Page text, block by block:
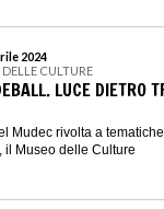
2024
CULTURE
LUCE DIETRO
Mudec rivolta a
il Museo delle Culture